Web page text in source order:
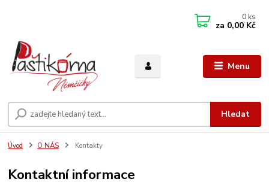
Menu
Hledat
0 ks
za 0,00 Kč
Úvod O NÁS Kontakty
Kontaktní informace